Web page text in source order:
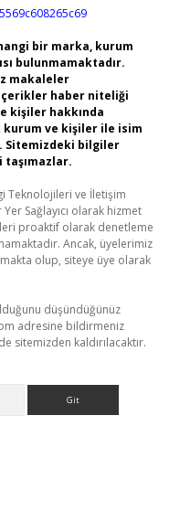
bir marka, kurum
bulunmamaktadır.
makaleler
haber niteliği
kişiler hakkında
kurum ve kişiler ile isim
Sitemizdeki bilgiler
Teknolojileri ve İletişim
Sağlayıcı olarak hizmet
proaktif olarak denetleme
Ancak, üyelerimiz
olup, siteye üye olarak
düşündüğünüz
adresine bildirmeniz
sitemizden kaldırılacaktır.